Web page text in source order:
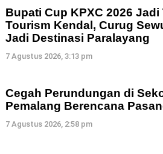
Bupati Cup KPXC 2026
Tourism Kendal, Curug
Jadi Destinasi Paralayang
7 Agustus 2026, 3:13 pm
Cegah Perundungan di
Pemalang Berencana
7 Agustus 2026, 2:58 pm